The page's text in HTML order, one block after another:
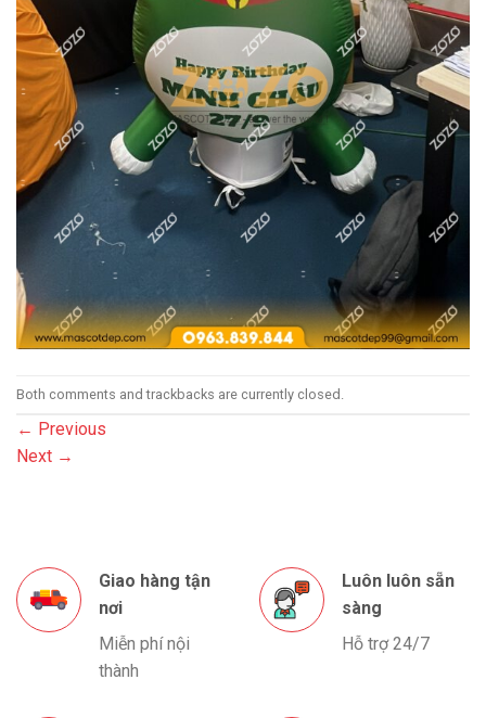
Both comments and trackbacks are currently closed.
← Previous
Next →
Giao hàng tận
nơi
Miễn phí nội
thành
Luôn luôn sẵn
sàng
Hỗ trợ 24/7